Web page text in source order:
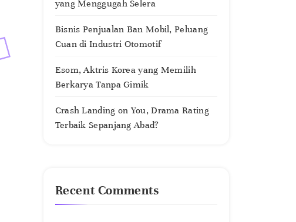
yang Menggugah Selera
Bisnis Penjualan Ban Mobil, Peluang
Cuan di Industri Otomotif
Esom, Aktris Korea yang Memilih
Berkarya Tanpa Gimik
Crash Landing on You, Drama Rating
Terbaik Sepanjang Abad?
Recent Comments